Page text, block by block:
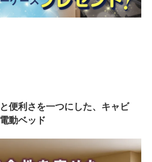
便利さを一つにした、キャビ
動ベッド